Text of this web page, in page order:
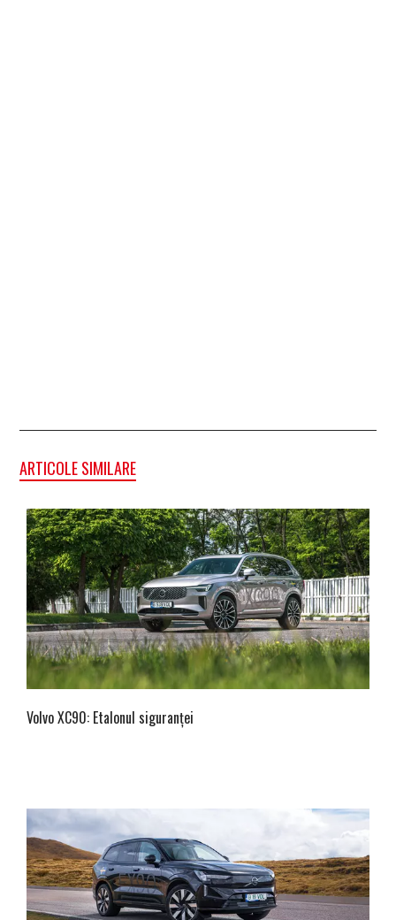
ARTICOLE SIMILARE
Volvo XC90: Etalonul siguranței